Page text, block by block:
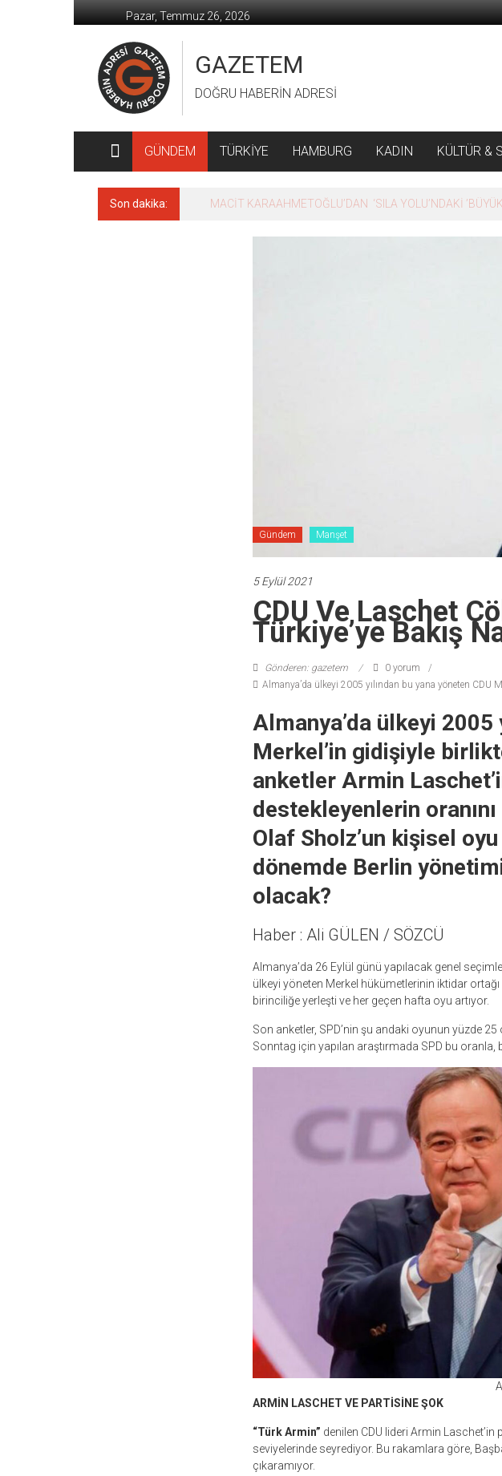
geç
Pazar, Temmuz 26, 2026
GAZETEM
DOĞRU HABERİN ADRESİ
GÜNDEM TÜRKİYE HAMBURG KADIN KÜLTÜR &
Son dakika: MACİT KARAAHMETOĞLU’DAN ‘SILA YOLU’NDAKİ
Gündem Manşet
5 Eylül 2021
CDU Ve Laschet
Türkiye’ye Bakış
Gönderen: gazetem
0 yorum
Almanya’da ülkeyi 2005 yılından bu yana yöneten CDU
Almanya’da ülkeyi 2005
Merkel’in gidişiyle
anketler Armin
destekleyenlerin
Olaf Sholz’un kişisel
dönemde Berlin
olacak?
Haber : Ali GÜLEN / SÖZCÜ
Almanya’da 26 Eylül günü yapılacak genel
ülkeyi yöneten Merkel hükümetlerinin iktidar
birinciliğe yerleşti ve her geçen hafta oyu artıyor.
Son anketler, SPD’nin şu andaki oyunun yüzde
Sonntag için yapılan araştırmada SPD bu oranla,
ARMİN LASCHET VE PARTİSİNE ŞOK
“Türk Armin” denilen CDU lideri Armin
seviyelerinde seyrediyor. Bu rakamlara göre,
çıkaramıyor.